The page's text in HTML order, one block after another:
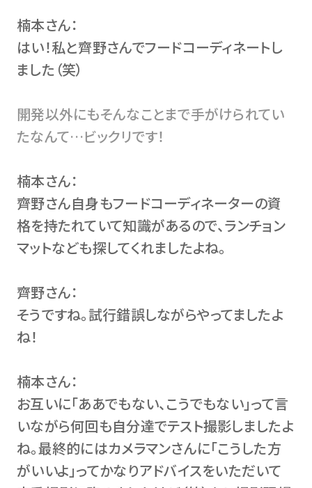
楠本さん：
はい！私と齊野さんでフードコーディネートし
ました（笑）
開発以外にもそんなことまで手がけられてい
たなんて…ビックリです！
楠本さん：
齊野さん自身もフードコーディネーターの資
格を持たれていて知識があるので、ランチョン
マットなども探してくれましたよね。
齊野さん：
そうですね。試行錯誤しながらやってましたよ
ね！
楠本さん：
お互いに「ああでもない、こうでもない」って言
いながら何回も自分達でテスト撮影しましたよ
ね。最終的にはカメラマンさんに「こうした方
がいいよ」ってかなりアドバイスをいただいて